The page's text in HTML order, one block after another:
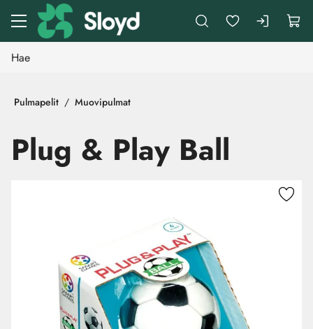
Siirry pääsisältöön
Pulmapelit Muovipulmat
Plug & Play Ball